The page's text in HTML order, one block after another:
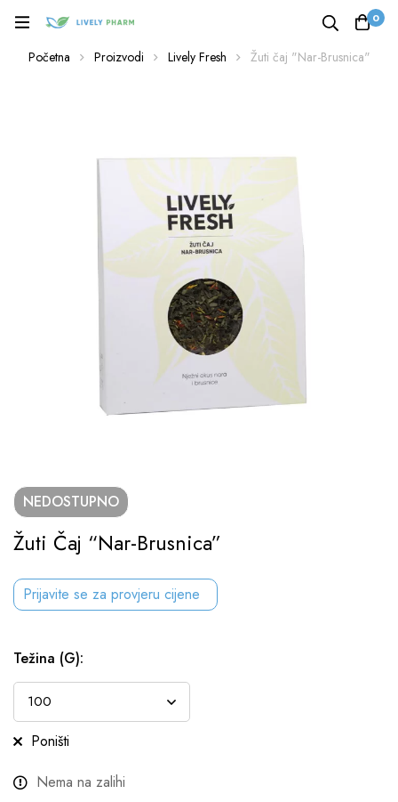
0
Početna Proizvodi Lively Fresh Žuti čaj "Nar-Brusnica"
NEDOSTUPNO
Žuti Čaj “Nar-Brusnica”
Prijavite se za provjeru cijene
Težina (g):
Poništi
Nema na zalihi